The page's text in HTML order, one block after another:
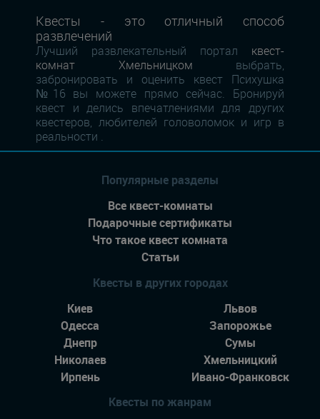
Квесты - это отличный способ
развлечений
Лучший развлекательный портал квест-
комнат Хмельницком выбрать,
забронировать и оценить квест Психушка
№16 вы можете прямо сейчас. Бронируй
квест и делись впечатлениями для других
квестеров, любителей головоломок и игр в
реальности .
Популярные разделы
Все квест-комнаты
Подарочные сертификаты
Что такое квест комната
Статьи
Квесты в других городах
Киев
Львов
Одесса
Запорожье
Днепр
Сумы
Николаев
Хмельницкий
Ирпень
Ивано-Франковск
Квесты по жанрам